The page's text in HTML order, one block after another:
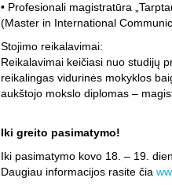
• Profesionali magistratūra
(Master in International
Stojimo reikalavimai:
Reikalavimai keičiasi nuo studijų
reikalingas vidurinės mokyklos
aukštojo mokslo diplomas –
Iki greito pasimatymo!
Iki pasimatymo kovo 18. – 19.
Daugiau informacijos rasite čia